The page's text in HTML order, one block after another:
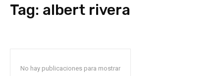
Tag: albert rivera
No hay publicaciones para mostrar